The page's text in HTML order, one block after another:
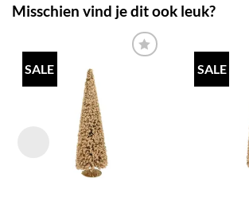
Misschien vind je dit ook leuk?
SALE
TOEVOEGEN
FAVORIETEN
SALE